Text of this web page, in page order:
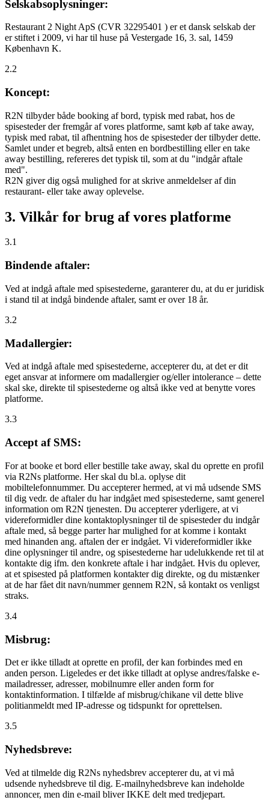
Selskabsoplysninger:
Restaurant 2 Night ApS (CVR 32295401 ) er et dansk selskab der
er stiftet i 2009, vi har til huse på Vestergade 16, 3. sal, 1459
København K.
2.2
Koncept:
R2N tilbyder både booking af bord, typisk med rabat, hos de
spisesteder der fremgår af vores platforme, samt køb af take away,
typisk med rabat, til afhentning hos de spisesteder der tilbyder dette.
Samlet under et begreb, altså enten en bordbestilling eller en take
away bestilling, refereres det typisk til, som at du "indgår aftale
med".
R2N giver dig også mulighed for at skrive anmeldelser af din
restaurant- eller take away oplevelse.
3. Vilkår for brug af vores platforme
3.1
Bindende aftaler:
Ved at indgå aftale med spisestederne, garanterer du, at du er juridisk
i stand til at indgå bindende aftaler, samt er over 18 år.
3.2
Madallergier:
Ved at indgå aftale med spisestederne, accepterer du, at det er dit
eget ansvar at informere om madallergier og/eller intolerance – dette
skal ske, direkte til spisestederne og altså ikke ved at benytte vores
platforme.
3.3
Accept af SMS:
For at booke et bord eller bestille take away, skal du oprette en profil
via R2Ns platforme. Her skal du bl.a. oplyse dit
mobiltelefonnummer. Du accepterer hermed, at vi må udsende SMS
til dig vedr. de aftaler du har indgået med spisestederne, samt generel
information om R2N tjenesten. Du accepterer yderligere, at vi
videreformidler dine kontaktoplysninger til de spisesteder du indgår
aftale med, så begge parter har mulighed for at komme i kontakt
med hinanden ang. aftalen der er indgået. Vi videreformidler ikke
dine oplysninger til andre, og spisestederne har udelukkende ret til at
kontakte dig ifm. den konkrete aftale i har indgået. Hvis du oplever,
at et spisested på platformen kontakter dig direkte, og du mistænker
at de har fået dit navn/nummer gennem R2N, så kontakt os venligst
straks.
3.4
Misbrug:
Det er ikke tilladt at oprette en profil, der kan forbindes med en
anden person. Ligeledes er det ikke tilladt at oplyse andres/falske e-
mailadresser, adresser, mobilnumre eller anden form for
kontaktinformation. I tilfælde af misbrug/chikane vil dette blive
politianmeldt med IP-adresse og tidspunkt for oprettelsen.
3.5
Nyhedsbreve:
Ved at tilmelde dig R2Ns nyhedsbrev accepterer du, at vi må
udsende nyhedsbreve til dig. E-mailnyhedsbreve kan indeholde
annoncer, men din e-mail bliver IKKE delt med tredjepart.